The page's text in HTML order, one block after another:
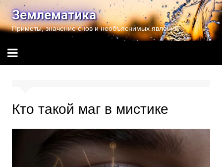
Перейти
содержимому
Землематика
Приметы, значение снов и необъяснимых явлений
Кто такой маг в мистике